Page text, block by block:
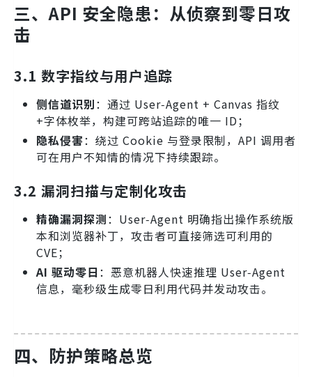
三、API 安全隐患：从侦察到零日攻
击
3.1 数字指纹与用户追踪
侧信道识别：通过 User‑Agent + Canvas 指纹
+字体枚举，构建可跨站追踪的唯一 ID；
隐私侵害：绕过 Cookie 与登录限制，API 调用者
可在用户不知情的情况下持续跟踪。
3.2 漏洞扫描与定制化攻击
精确漏洞探测：User‑Agent 明确指出操作系统版
本和浏览器补丁，攻击者可直接筛选可利用的
CVE；
AI 驱动零日 ：恶意机器人快速推理 User‑Agent
信息，毫秒级生成零日利用代码并发动攻击。
四、防护策略总览